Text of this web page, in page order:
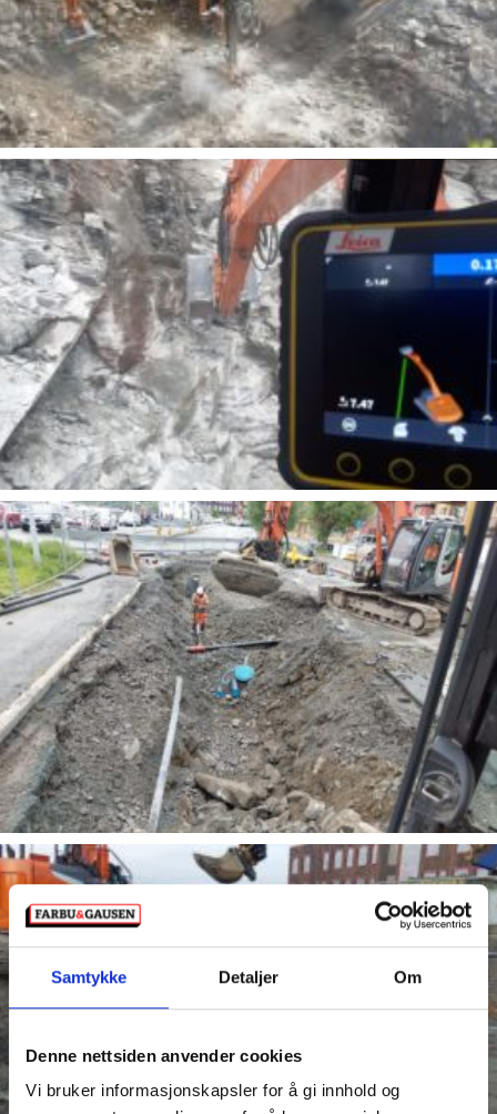
Samtykke Detaljer Om
Denne nettsiden anvender cookies
Vi bruker informasjonskapsler for å gi innhold og